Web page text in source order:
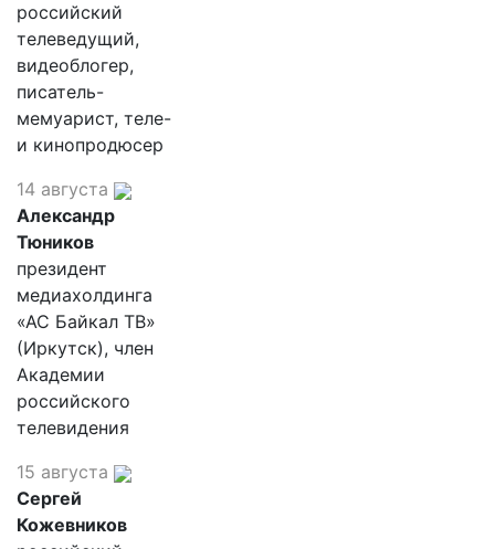
российский
телеведущий,
видеоблогер,
писатель-
мемуарист, теле-
и кинопродюсер
14 августа
Александр
Тюников
президент
медиахолдинга
«АС Байкал ТВ»
(Иркутск), член
Академии
российского
телевидения
15 августа
Сергей
Кожевников